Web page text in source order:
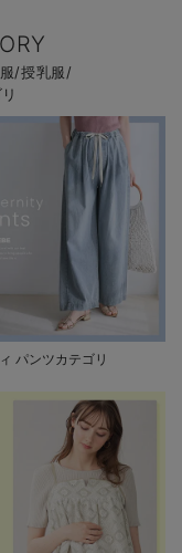
/授乳服/
パンツカテゴリ